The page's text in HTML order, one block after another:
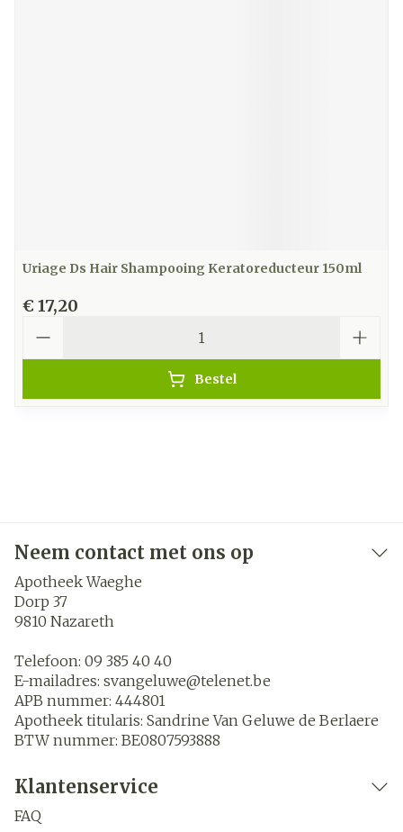
Uriage Ds Hair Shampooing Keratoreducteur 150ml
€ 17,20
Bestel
Neem contact met ons op
Apotheek Waeghe
Dorp 37
9810 Nazareth
Telefoon: 09 385 40 40
E-mailadres: svangeluwe@telenet.be
APB nummer: 444801
Apotheek titularis: Sandrine Van Geluwe de Berlaere
BTW nummer: BE0807593888
Klantenservice
FAQ